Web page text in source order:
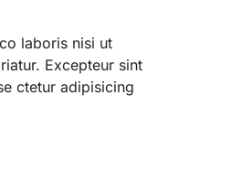
laboris nisi ut
Excepteur sint
ctetur adipisicing